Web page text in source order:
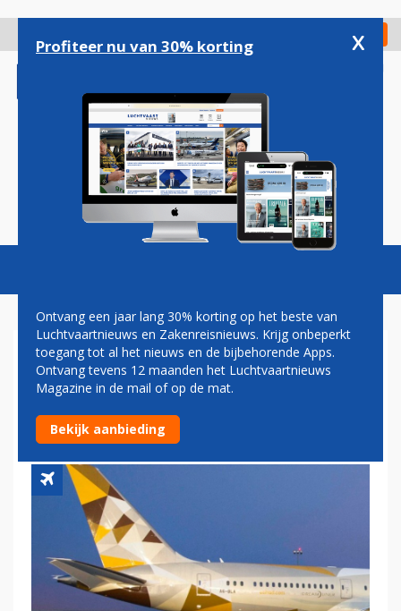
gaan
Check in
Magazine Podcasts Vacatures
ETIHAD NAAR DE RECHTER
VOOR BEHOUD CODESHARE
AIR BERLIN
Profiteer nu van 30% korting x
Ontvang een jaar lang 30% korting op het beste van
Luchtvaartnieuws en Zakenreisnieuws. Krijg onbeperkt
toegang tot al het nieuws en de bijbehorende Apps.
Ontvang tevens 12 maanden het Luchtvaartnieuws
Magazine in de mail of op de mat.
Bekijk aanbieding